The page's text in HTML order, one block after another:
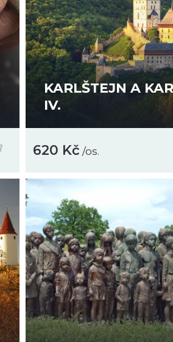
KARLŠTEJN A
IV.
620 Kč /os.